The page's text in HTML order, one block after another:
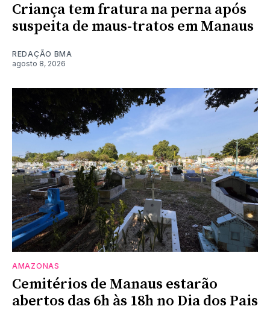
Criança tem fratura na perna após
suspeita de maus-tratos em Manaus
REDAÇÃO BMA
agosto 8, 2026
AMAZONAS
Cemitérios de Manaus estarão
abertos das 6h às 18h no Dia dos Pais